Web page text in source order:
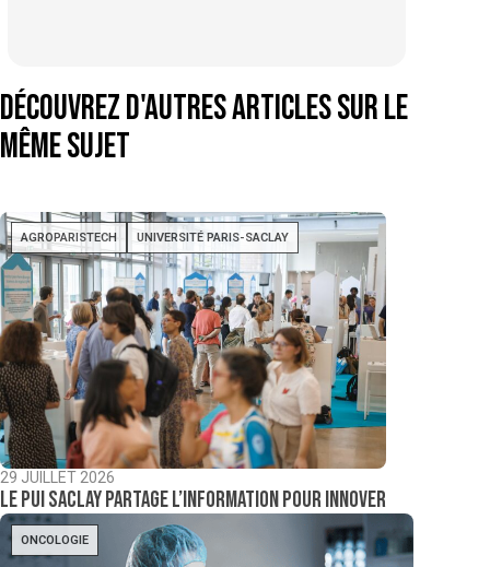
Découvrez d'autres articles sur le
même sujet
AGROPARISTECH UNIVERSITÉ PARIS-SACLAY
29 JUILLET 2026
Le PUI Saclay partage l’information pour innover
ONCOLOGIE